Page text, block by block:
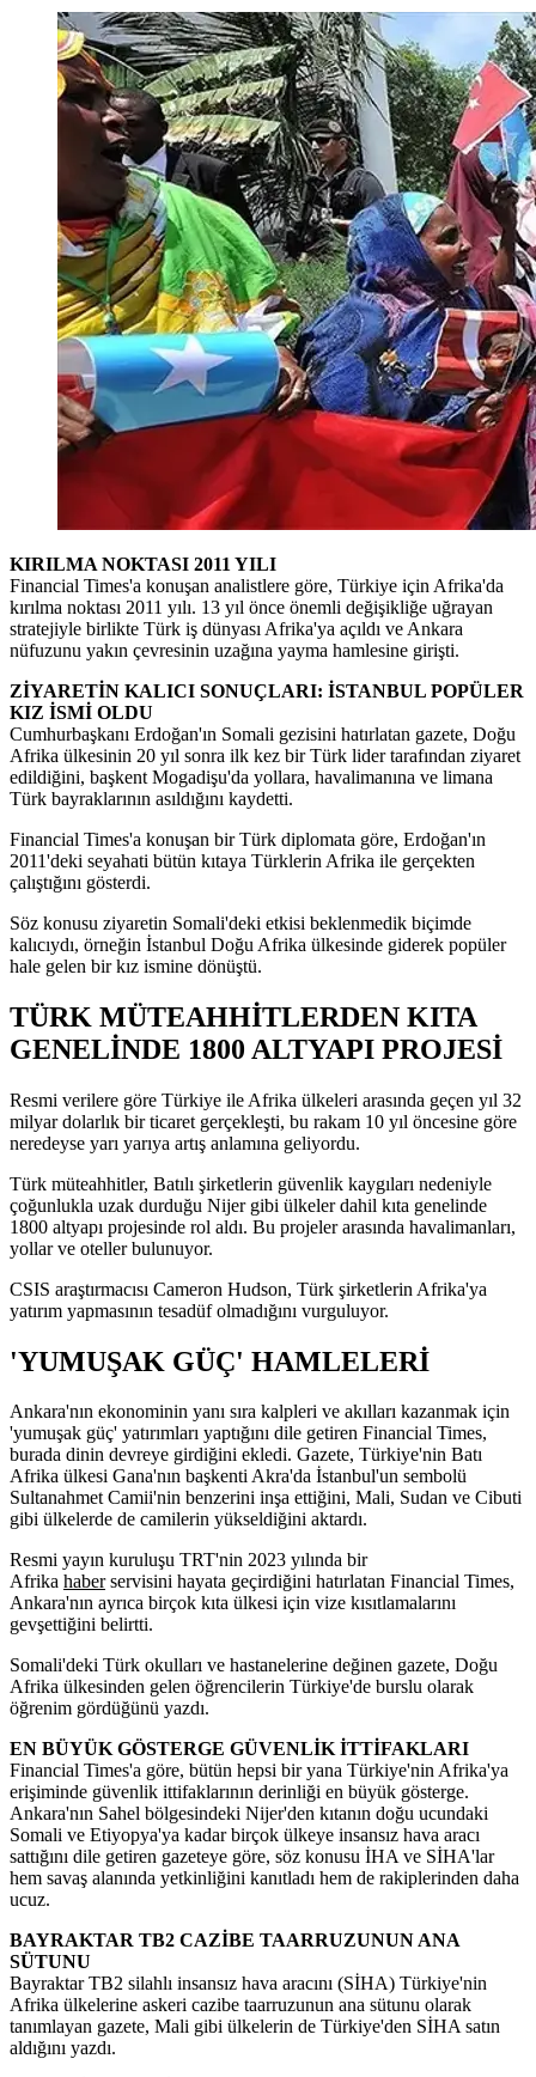
KIRILMA NOKTASI 2011 YILI
Financial Times'a konuşan analistlere göre, Türkiye için Afrika'da
kırılma noktası 2011 yılı. 13 yıl önce önemli değişikliğe uğrayan
stratejiyle birlikte Türk iş dünyası Afrika'ya açıldı ve Ankara
nüfuzunu yakın çevresinin uzağına yayma hamlesine girişti.
ZİYARETİN KALICI SONUÇLARI: İSTANBUL POPÜLER
KIZ İSMİ OLDU
Cumhurbaşkanı Erdoğan'ın Somali gezisini hatırlatan gazete, Doğu
Afrika ülkesinin 20 yıl sonra ilk kez bir Türk lider tarafından ziyaret
edildiğini, başkent Mogadişu'da yollara, havalimanına ve limana
Türk bayraklarının asıldığını kaydetti.
Financial Times'a konuşan bir Türk diplomata göre, Erdoğan'ın
2011'deki seyahati bütün kıtaya Türklerin Afrika ile gerçekten
çalıştığını gösterdi.
Söz konusu ziyaretin Somali'deki etkisi beklenmedik biçimde
kalıcıydı, örneğin İstanbul Doğu Afrika ülkesinde giderek popüler
hale gelen bir kız ismine dönüştü.
TÜRK MÜTEAHHİTLERDEN KITA
GENELİNDE 1800 ALTYAPI PROJESİ
Resmi verilere göre Türkiye ile Afrika ülkeleri arasında geçen yıl 32
milyar dolarlık bir ticaret gerçekleşti, bu rakam 10 yıl öncesine göre
neredeyse yarı yarıya artış anlamına geliyordu.
Türk müteahhitler, Batılı şirketlerin güvenlik kaygıları nedeniyle
çoğunlukla uzak durduğu Nijer gibi ülkeler dahil kıta genelinde
1800 altyapı projesinde rol aldı. Bu projeler arasında havalimanları,
yollar ve oteller bulunuyor.
CSIS araştırmacısı Cameron Hudson, Türk şirketlerin Afrika'ya
yatırım yapmasının tesadüf olmadığını vurguluyor.
'YUMUŞAK GÜÇ' HAMLELERİ
Ankara'nın ekonominin yanı sıra kalpleri ve akılları kazanmak için
'yumuşak güç' yatırımları yaptığını dile getiren Financial Times,
burada dinin devreye girdiğini ekledi. Gazete, Türkiye'nin Batı
Afrika ülkesi Gana'nın başkenti Akra'da İstanbul'un sembolü
Sultanahmet Camii'nin benzerini inşa ettiğini, Mali, Sudan ve Cibuti
gibi ülkelerde de camilerin yükseldiğini aktardı.
Resmi yayın kuruluşu TRT'nin 2023 yılında bir
Afrika haberservisini hayata geçirdiğini hatırlatan Financial Times,
Ankara'nın ayrıca birçok kıta ülkesi için vize kısıtlamalarını
gevşettiğini belirtti.
Somali'deki Türk okulları ve hastanelerine değinen gazete, Doğu
Afrika ülkesinden gelen öğrencilerin Türkiye'de burslu olarak
öğrenim gördüğünü yazdı.
EN BÜYÜK GÖSTERGE GÜVENLİK İTTİFAKLARI
Financial Times'a göre, bütün hepsi bir yana Türkiye'nin Afrika'ya
erişiminde güvenlik ittifaklarının derinliği en büyük gösterge.
Ankara'nın Sahel bölgesindeki Nijer'den kıtanın doğu ucundaki
Somali ve Etiyopya'ya kadar birçok ülkeye insansız hava aracı
sattığını dile getiren gazeteye göre, söz konusu İHA ve SİHA'lar
hem savaş alanında yetkinliğini kanıtladı hem de rakiplerinden daha
ucuz.
BAYRAKTAR TB2 CAZİBE TAARRUZUNUN ANA
SÜTUNU
Bayraktar TB2 silahlı insansız hava aracını (SİHA) Türkiye'nin
Afrika ülkelerine askeri cazibe taarruzunun ana sütunu olarak
tanımlayan gazete, Mali gibi ülkelerin de Türkiye'den SİHA satın
aldığını yazdı.